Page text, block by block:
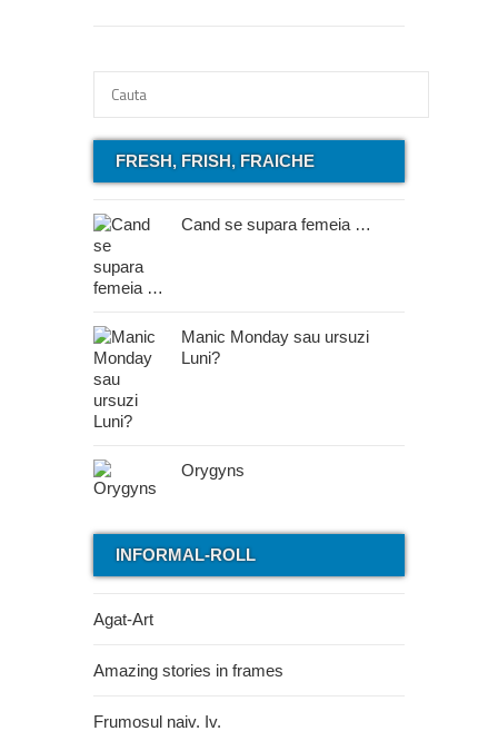
FRESH, FRISH, FRAICHE
Cand se supara femeia …
Manic Monday sau ursuzi
Luni?
Orygyns
INFORMAL-ROLL
Agat-Art
Amazing stories in frames
Frumosul naiv. Iv.